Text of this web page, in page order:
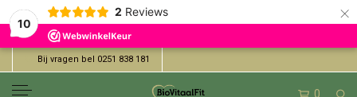
10
2 Reviews ×
Bij vragen bel 0251 838 181
0